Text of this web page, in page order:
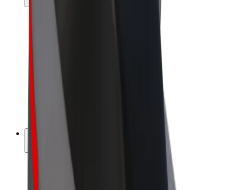
Flották
Franchise-ok
A Bolt-ról